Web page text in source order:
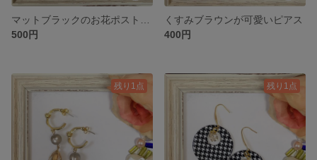
500円
くすみブラウンが可愛いピアス
400円
残り1点 残り1点